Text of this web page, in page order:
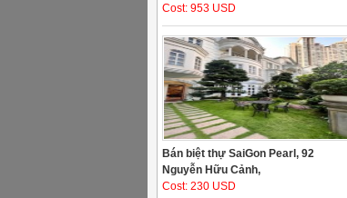
Cost: 953 USD
Bán biệt thự SaiGon Pearl, 92
Nguyễn Hữu Cảnh,
Cost: 230 USD